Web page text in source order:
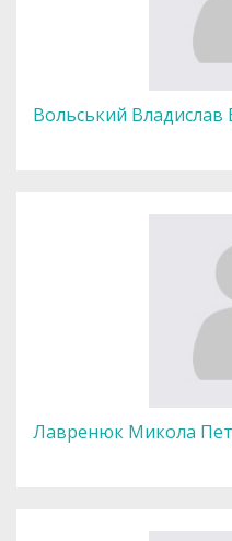
Вольський Владислав
Лавренюк Микола